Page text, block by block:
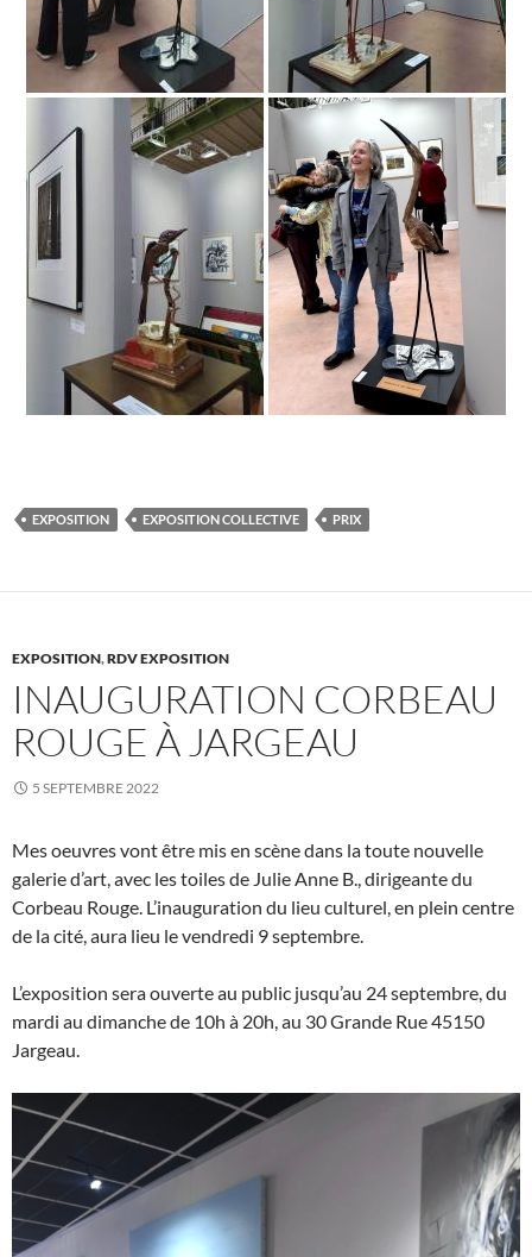
EXPOSITION EXPOSITION COLLECTIVE PRIX
EXPOSITION,RDV EXPOSITION
INAUGURATION CORBEAU
ROUGE À JARGEAU
5 SEPTEMBRE 2022
Mes oeuvres vont être mis en scène dans la toute nouvelle
galerie d’art, avec les toiles de Julie Anne B., dirigeante du
Corbeau Rouge. L’inauguration du lieu culturel, en plein centre
de la cité, aura lieu le vendredi 9 septembre.
L’exposition sera ouverte au public jusqu’au 24 septembre, du
mardi au dimanche de 10h à 20h, au 30 Grande Rue 45150
Jargeau.